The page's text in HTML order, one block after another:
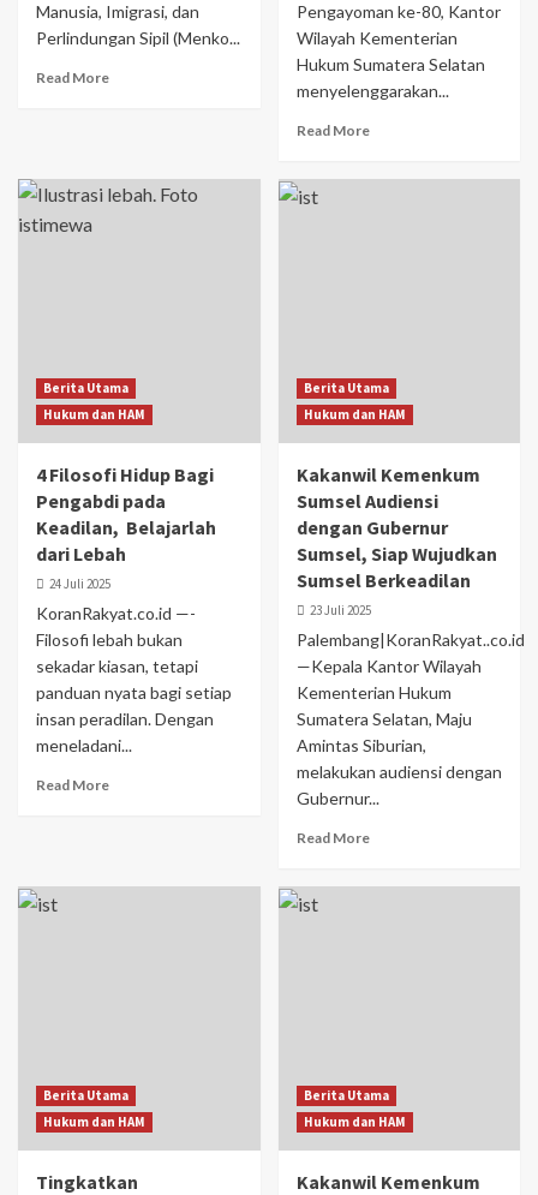
Manusia, Imigrasi, dan
Perlindungan Sipil (Menko...
Read More
Pengayoman ke-80, Kantor
Wilayah Kementerian
Hukum Sumatera Selatan
menyelenggarakan...
Read More
Berita Utama
Hukum dan HAM
4 Filosofi Hidup Bagi
Pengabdi pada
Keadilan, Belajarlah
dari Lebah
24 Juli 2025
KoranRakyat.co.id —-
Filosofi lebah bukan
sekadar kiasan, tetapi
panduan nyata bagi setiap
insan peradilan. Dengan
meneladani...
Read More
Berita Utama
Hukum dan HAM
Kakanwil Kemenkum
Sumsel Audiensi
dengan Gubernur
Sumsel, Siap Wujudkan
Sumsel Berkeadilan
23 Juli 2025
Palembang|KoranRakyat..co.id
—Kepala Kantor Wilayah
Kementerian Hukum
Sumatera Selatan, Maju
Amintas Siburian,
melakukan audiensi dengan
Gubernur...
Read More
Berita Utama
Hukum dan HAM
Tingkatkan
Berita Utama
Hukum dan HAM
Kakanwil Kemenkum